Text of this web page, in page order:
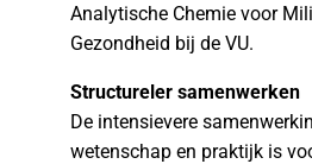
Analytische Chemie voor
Gezondheid bij de VU.
Structureler samenwerken
De intensievere
wetenschap en praktijk is